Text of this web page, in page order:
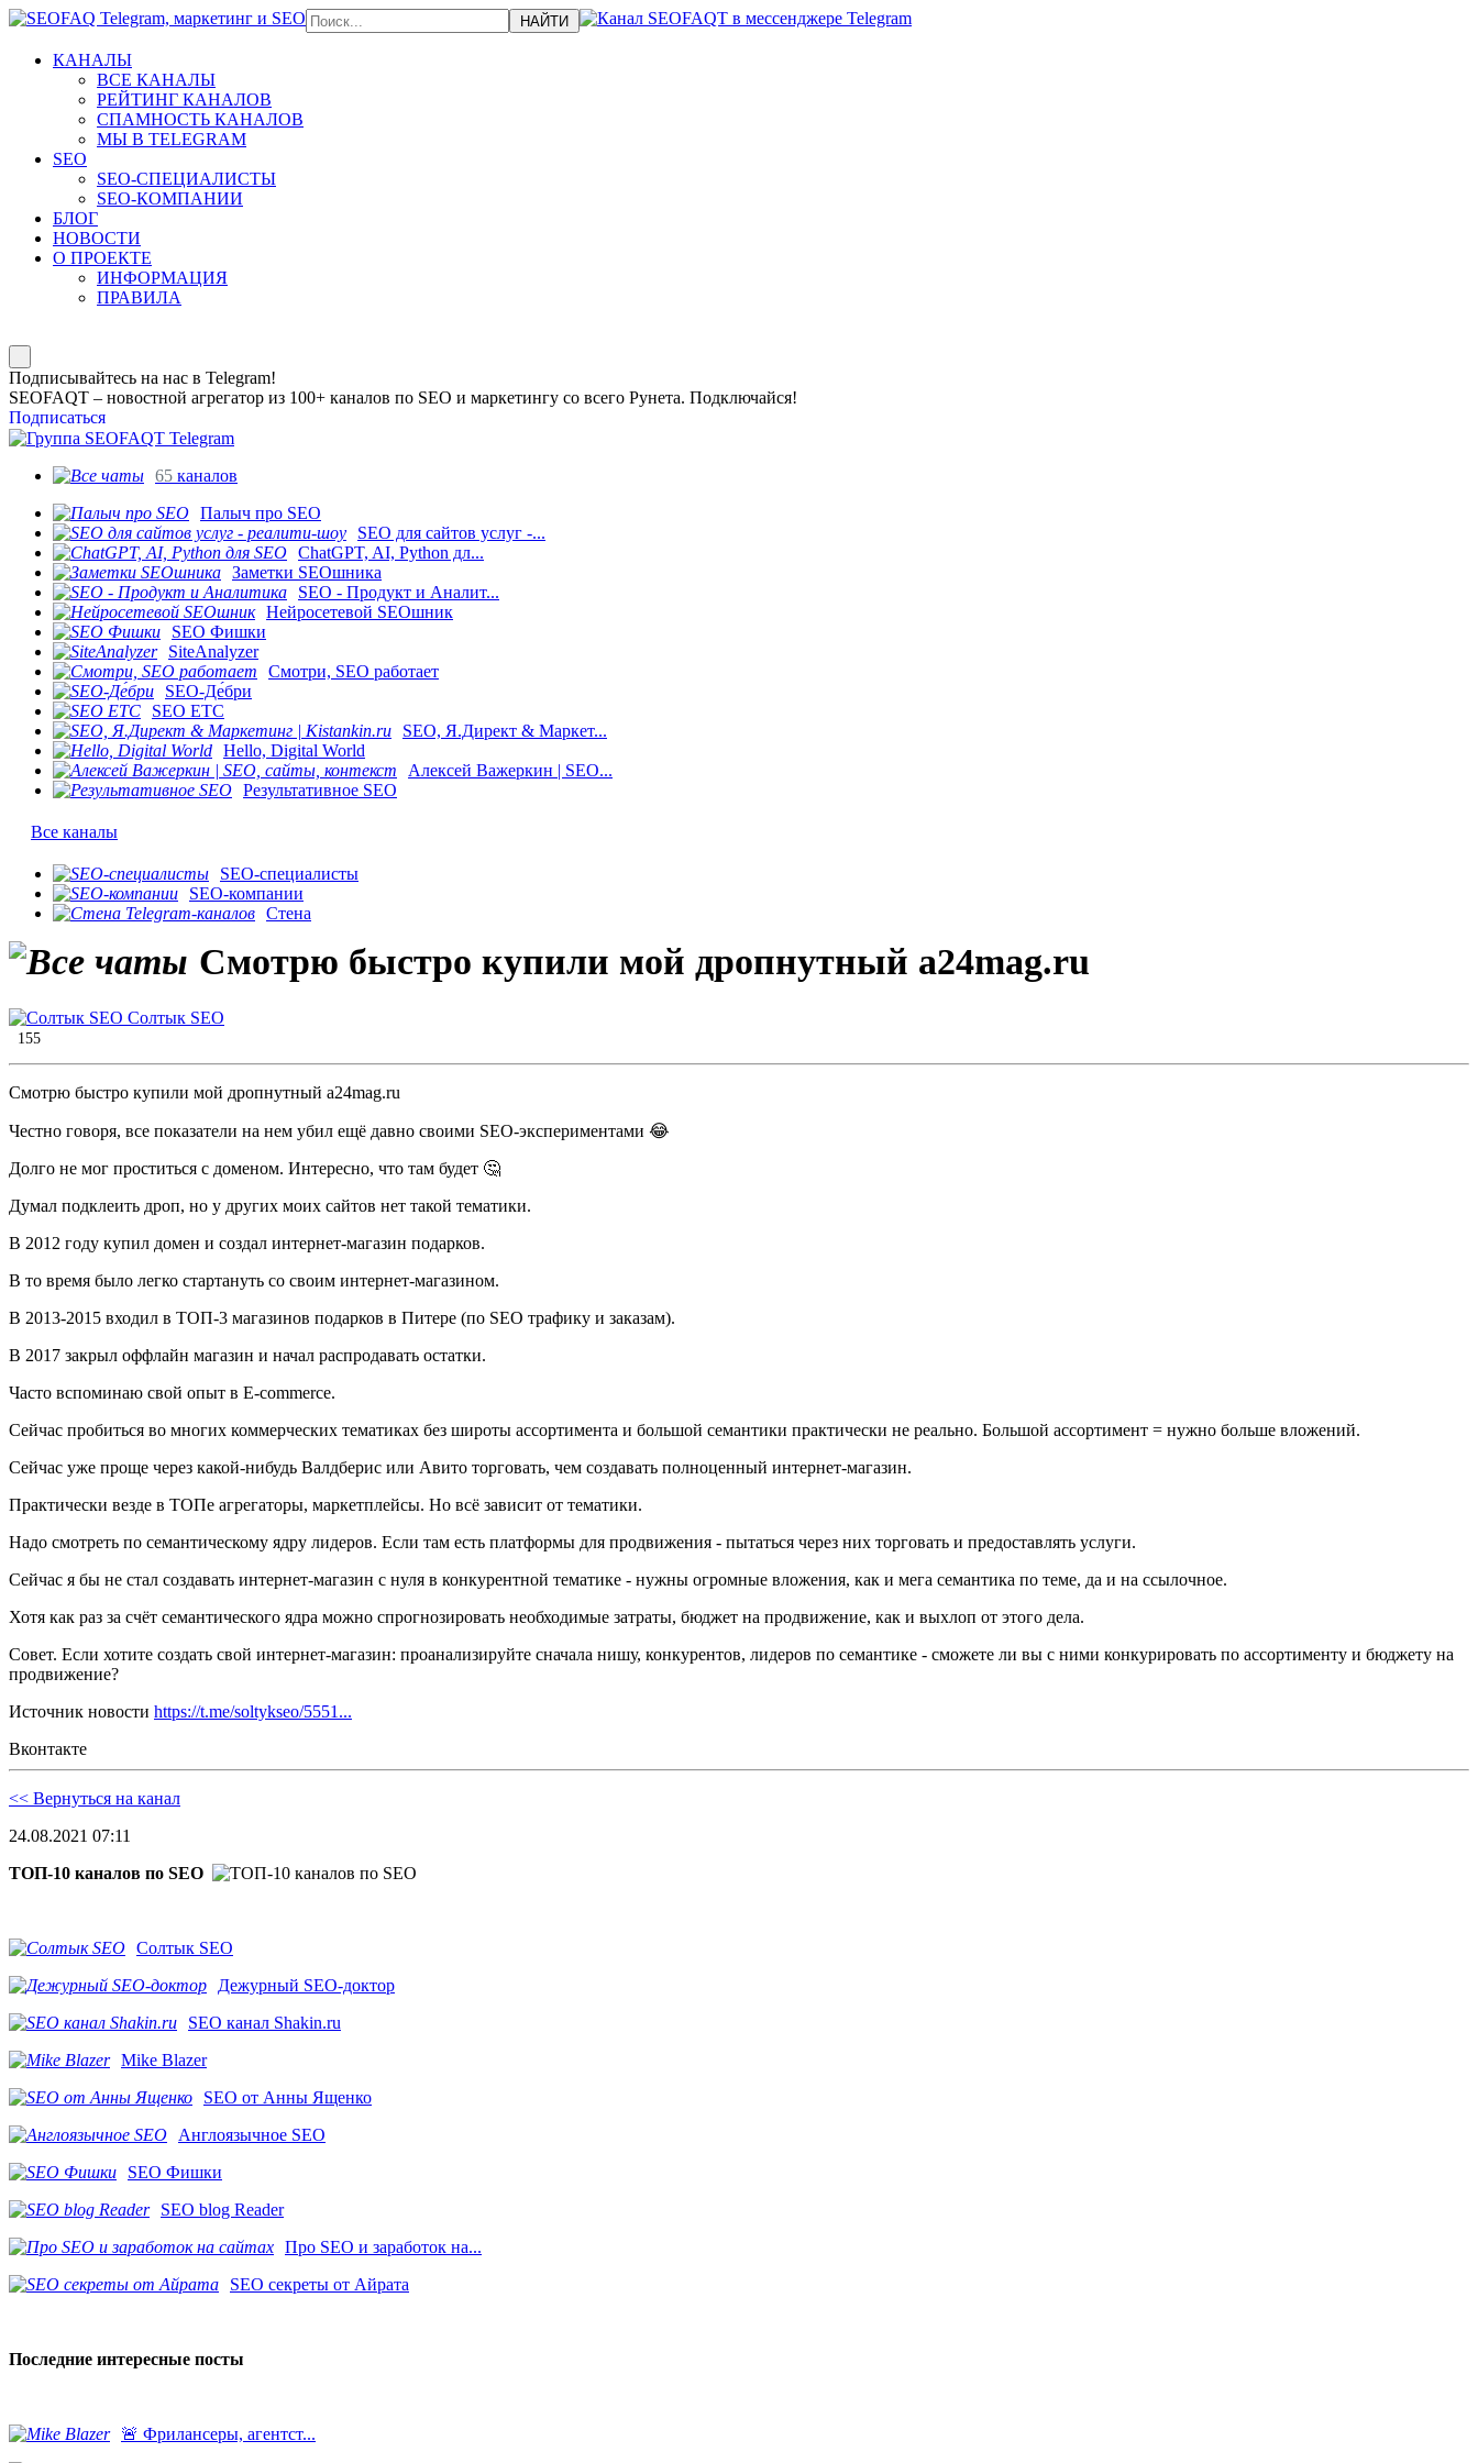
КАНАЛЫ
ВСЕ КАНАЛЫ
РЕЙТИНГ КАНАЛОВ
СПАМНОСТЬ КАНАЛОВ
МЫ В TELEGRAM
SEO
SEO-СПЕЦИАЛИСТЫ
SEO-КОМПАНИИ
БЛОГ
НОВОСТИ
О ПРОЕКТЕ
ИНФОРМАЦИЯ
ПРАВИЛА
Подписывайтесь на нас в Telegram!
SEOFAQT – новостной агрегатор из 100+ каналов по SEO и маркетингу со всего Рунета. Подключайся!
Подписаться
65 каналов
Палыч про SEO
SEO для сайтов услуг -...
ChatGPT, AI, Python дл...
Заметки SEOшника
SEO - Продукт и Аналит...
Нейросетевой SEOшник
SEO Фишки
SiteAnalyzer
Смотри, SEO работает
SEO-Де́бри
SEO ETC
SEO, Я.Директ & Маркет...
Hello, Digital World
Алексей Важеркин | SEO...
Результативное SEO
Все каналы
SEO-специалисты
SEO-компании
Стена
Смотрю быстро купили мой дропнутный a24mag.ru
Солтык SEO
155
Смотрю быстро купили мой дропнутный a24mag.ru
Честно говоря, все показатели на нем убил ещё давно своими SEO-экспериментами 😂
Долго не мог проститься с доменом. Интересно, что там будет 🤔
Думал подклеить дроп, но у других моих сайтов нет такой тематики.
В 2012 году купил домен и создал интернет-магазин подарков.
В то время было легко стартануть со своим интернет-магазином.
В 2013-2015 входил в ТОП-3 магазинов подарков в Питере (по SEO трафику и заказам).
В 2017 закрыл оффлайн магазин и начал распродавать остатки.
Часто вспоминаю свой опыт в E-commerce.
Сейчас пробиться во многих коммерческих тематиках без широты ассортимента и большой семантики практически не реально. Большой ассортимент = нужно больше вложений.
Сейчас уже проще через какой-нибудь Валдберис или Авито торговать, чем создавать полноценный интернет-магазин.
Практически везде в ТОПе агрегаторы, маркетплейсы. Но всё зависит от тематики.
Надо смотреть по семантическому ядру лидеров. Если там есть платформы для продвижения - пытаться через них торговать и предоставлять услуги.
Сейчас я бы не стал создавать интернет-магазин с нуля в конкурентной тематике - нужны огромные вложения, как и мега семантика по теме, да и на ссылочное.
Хотя как раз за счёт семантического ядра можно спрогнозировать необходимые затраты, бюджет на продвижение, как и выхлоп от этого дела.
Совет. Если хотите создать свой интернет-магазин: проанализируйте сначала нишу, конкурентов, лидеров по семантике - сможете ли вы с ними конкурировать по ассортименту и бюджету на
продвижение?
Источник новости https://t.me/soltykseo/5551...
Вконтакте
<< Вернуться на канал
24.08.2021 07:11
ТОП-10 каналов по SEO
Солтык SEO
Дежурный SEO-доктор
SEO канал Shakin.ru
Mike Blazer
SEO от Анны Ященко
Англоязычное SEO
SEO Фишки
SEO blog Reader
Про SEO и заработок на...
SEO секреты от Айрата
Последние интересные посты
​🚨 Фрилансеры, агентст...